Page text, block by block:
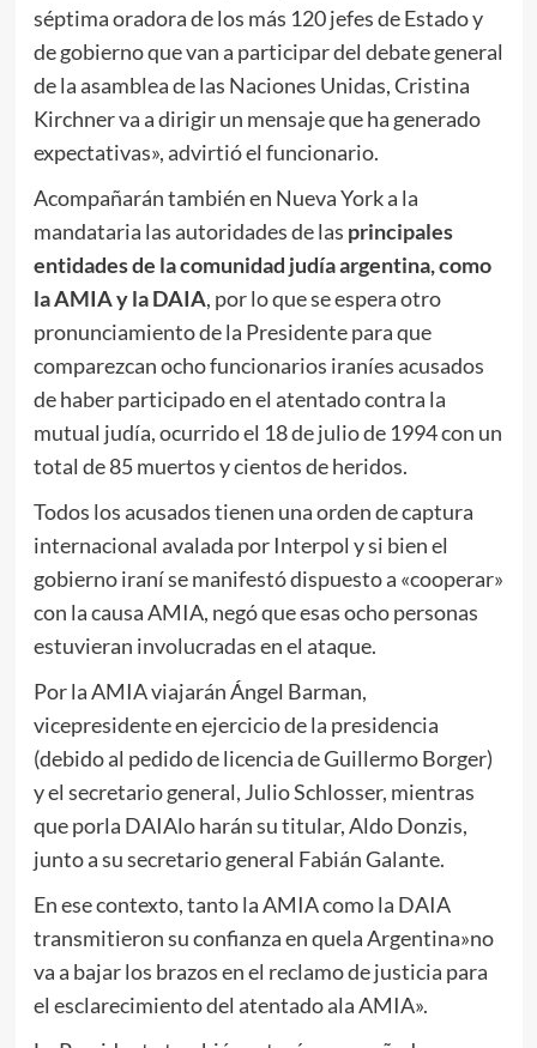
séptima oradora de los más 120 jefes de Estado y
de gobierno que van a participar del debate general
de la asamblea de las Naciones Unidas, Cristina
Kirchner va a dirigir un mensaje que ha generado
expectativas», advirtió el funcionario.
Acompañarán también en Nueva York a la
mandataria las autoridades de las principales
entidades de la comunidad judía argentina, como
la AMIA y la DAIA, por lo que se espera otro
pronunciamiento de la Presidente para que
comparezcan ocho funcionarios iraníes acusados
de haber participado en el atentado contra la
mutual judía, ocurrido el 18 de julio de 1994 con un
total de 85 muertos y cientos de heridos.
Todos los acusados tienen una orden de captura
internacional avalada por Interpol y si bien el
gobierno iraní se manifestó dispuesto a «cooperar»
con la causa AMIA, negó que esas ocho personas
estuvieran involucradas en el ataque.
Por la AMIA viajarán Ángel Barman,
vicepresidente en ejercicio de la presidencia
(debido al pedido de licencia de Guillermo Borger)
y el secretario general, Julio Schlosser, mientras
que porla DAIAlo harán su titular, Aldo Donzis,
junto a su secretario general Fabián Galante.
En ese contexto, tanto la AMIA como la DAIA
transmitieron su confianza en quela Argentina»no
va a bajar los brazos en el reclamo de justicia para
el esclarecimiento del atentado ala AMIA».